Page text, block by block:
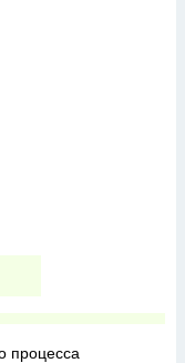
процесса